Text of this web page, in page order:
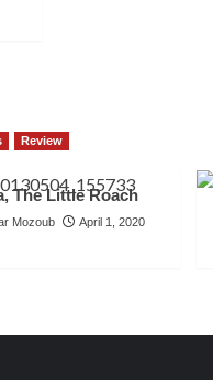
Review
The Little Roach
Mozoub
April 1, 2020